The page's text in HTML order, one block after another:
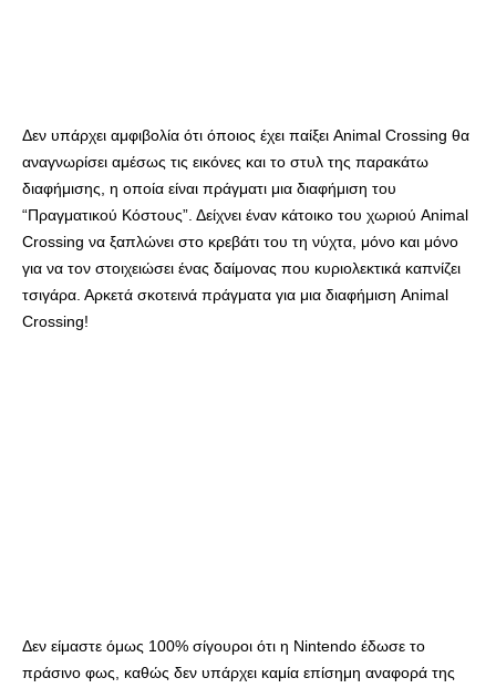
Δεν υπάρχει αμφιβολία ότι όποιος έχει παίξει Animal Crossing θα
αναγνωρίσει αμέσως τις εικόνες και το στυλ της παρακάτω
διαφήμισης, η οποία είναι πράγματι μια διαφήμιση του
“Πραγματικού Κόστους”. Δείχνει έναν κάτοικο του χωριού Animal
Crossing να ξαπλώνει στο κρεβάτι του τη νύχτα, μόνο και μόνο
για να τον στοιχειώσει ένας δαίμονας που κυριολεκτικά καπνίζει
τσιγάρα. Αρκετά σκοτεινά πράγματα για μια διαφήμιση Animal
Crossing!
Δεν είμαστε όμως 100% σίγουροι ότι η Nintendo έδωσε το
πράσινο φως, καθώς δεν υπάρχει καμία επίσημη αναφορά της